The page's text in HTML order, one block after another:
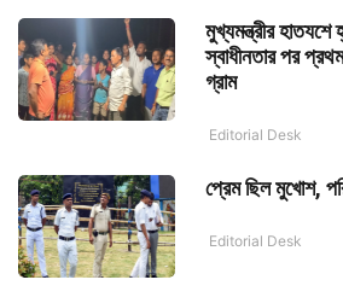
মুখ্যমন্ত্রীর
স্বাধীনতার পর
গ্রাম
Editorial Desk
প্রেম ছিল মুখোশ,
Editorial Desk